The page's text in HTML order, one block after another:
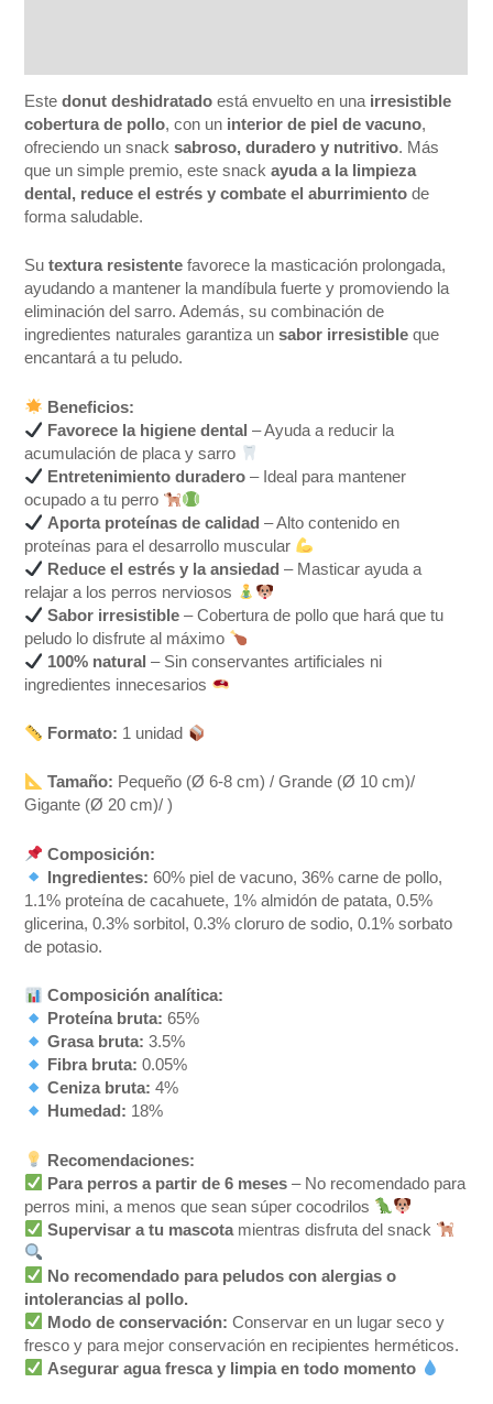
Estedonut deshidratado está envuelto en una irresistible
cobertura de pollo, con un interior de piel de vacuno,
ofreciendo un snacksabroso, duradero y nutritivo. Más
que un simple premio, este snackayuda a la limpieza
dental, reduce el estrés y combate el aburrimiento de
forma saludable.
Sutextura resistente favorece la masticación prolongada,
ayudando a mantener la mandíbula fuerte y promoviendo la
eliminación del sarro. Además, su combinación de
ingredientes naturales garantiza unsabor irresistible que
encantará a tu peludo.
Beneficios:
Favorece la higiene dental – Ayuda a reducir la
acumulación de placa y sarro
Entretenimiento duradero – Ideal para mantener
ocupado a tu perro
Aporta proteínas de calidad – Alto contenido en
proteínas para el desarrollo muscular
Reduce el estrés y la ansiedad – Masticar ayuda a
relajar a los perros nerviosos
Sabor irresistible – Cobertura de pollo que hará que tu
peludo lo disfrute al máximo
100% natural – Sin conservantes artificiales ni
ingredientes innecesarios
Formato: 1 unidad
Tamaño: Pequeño (Ø 6-8 cm) / Grande (Ø 10 cm)/
Gigante (Ø 20 cm)/ )
Composición:
Ingredientes: 60% piel de vacuno, 36% carne de pollo,
1.1% proteína de cacahuete, 1% almidón de patata, 0.5%
glicerina, 0.3% sorbitol, 0.3% cloruro de sodio, 0.1% sorbato
de potasio.
Composición analítica:
Proteína bruta: 65%
Grasa bruta: 3.5%
Fibra bruta: 0.05%
Ceniza bruta: 4%
Humedad: 18%
Recomendaciones:
Para perros a partir de 6 meses – No recomendado para
perros mini, a menos que sean súper cocodrilos
Supervisar a tu mascota mientras disfruta del snack
No recomendado para peludos con alergias o
intolerancias al pollo.
Modo de conservación: Conservar en un lugar seco y
fresco y para mejor conservación en recipientes herméticos.
Asegurar agua fresca y limpia en todo momento